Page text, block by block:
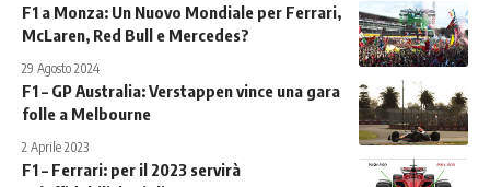
F1 a Monza: Un Nuovo Mondiale per Ferrari,
McLaren, Red Bull e Mercedes?
29 Agosto 2024
F1 – GP Australia: Verstappen vince una gara
folle a Melbourne
2 Aprile 2023
F1 – Ferrari: per il 2023 servirà